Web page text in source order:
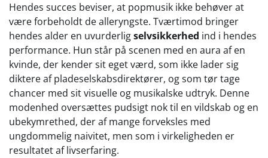
Hendes succes beviser, at popmusik ikke behøver at
være forbeholdt de alleryngste. Tværtimod bringer
hendes alder en uvurderligselvsikkerhed ind i hendes
performance. Hun står på scenen med en aura af en
kvinde, der kender sit eget værd, som ikke lader sig
diktere af pladeselskabsdirektører, og som tør tage
chancer med sit visuelle og musikalske udtryk. Denne
modenhed oversættes pudsigt nok til en vildskab og en
ubekymrethed, der af mange forveksles med
ungdommelig naivitet, men som i virkeligheden er
resultatet af livserfaring.